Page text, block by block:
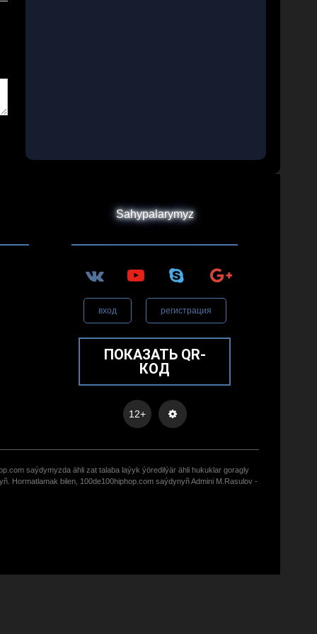
Sahypalarymyz
вход регистрация
ПОКАЗАТЬ QR-
КОД
12+
saýdymyzda ähli zat talaba laýyk ýöredilýär ähli hukuklar goragly
Hormatlamak bilen, 100de100hiphop.com saýdynyñ Admini M.Rasulov -